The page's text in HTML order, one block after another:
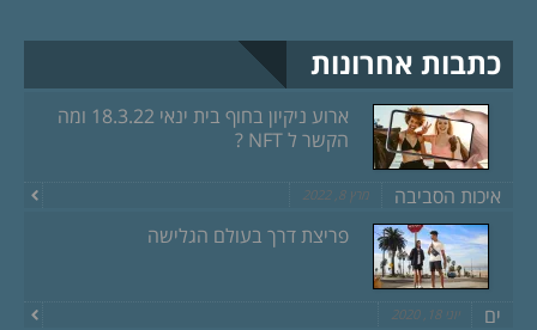
כתבות אחרונות
ארוע ניקיון בחוף בית ינאי 18.3.22 ומה
הקשר ל NFT ?
איכות הסביבה מרץ 8, 2022
פריצת דרך בעולם הגלישה
ים יוני 18, 2020